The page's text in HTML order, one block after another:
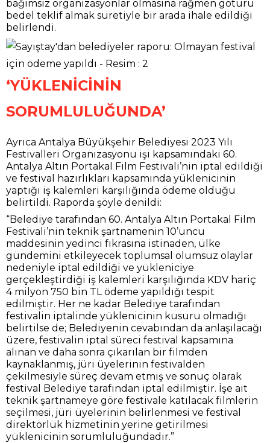
bağımsız organizasyonlar olmasına rağmen götürü
bedel teklif almak suretiyle bir arada ihale edildiği
belirlendi.
‘YÜKLENİCİNİN
SORUMLULUĞUNDA’
Ayrıca Antalya Büyükşehir Belediyesi 2023 Yılı
Festivalleri Organizasyonu işi kapsamındaki 60.
Antalya Altın Portakal Film Festivali’nin iptal edildiği
ve festival hazırlıkları kapsamında yüklenicinin
yaptığı iş kalemleri karşılığında ödeme olduğu
belirtildi. Raporda şöyle denildi:
“Belediye tarafından 60. Antalya Altın Portakal Film
Festivali’nin teknik şartnamenin 10’uncu
maddesinin yedinci fıkrasına istinaden, ülke
gündemini etkileyecek toplumsal olumsuz olaylar
nedeniyle iptal edildiği ve yükleniciye
gerçekleştirdiği iş kalemleri karşılığında KDV hariç
4 milyon 750 bin TL ödeme yapıldığı tespit
edilmiştir. Her ne kadar Belediye tarafından
festivalin iptalinde yüklenicinin kusuru olmadığı
belirtilse de; Belediyenin cevabından da anlaşılacağı
üzere, festivalin iptal süreci festival kapsamına
alınan ve daha sonra çıkarılan bir filmden
kaynaklanmış, jüri üyelerinin festivalden
çekilmesiyle süreç devam etmiş ve sonuç olarak
festival Belediye tarafından iptal edilmiştir. İşe ait
teknik şartnameye göre festivale katılacak filmlerin
seçilmesi, jüri üyelerinin belirlenmesi ve festival
direktörlük hizmetinin yerine getirilmesi
yüklenicinin sorumluluğundadır.”